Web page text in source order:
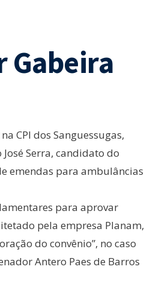
CPI dos Sanguessugas,
Serra, candidato do
emendas para ambulâncias
para aprovar
pela empresa Planam,
do convênio”, no caso
Antero Paes de Barros